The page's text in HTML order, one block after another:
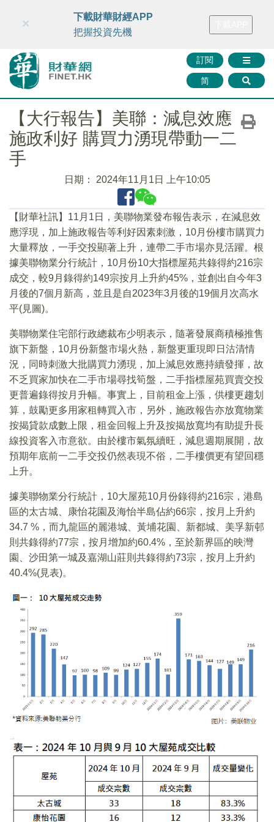
財華智庫網 FINTV FINMETA 財華證券 媒體矩陣
訂閱
简
×
下載財華財經APP
把握投資先機
【大行報告】美聯：減息效應
施政利好 購買力湧現帶動一二
手
日期： 2024年11月1日 上午10:05
【財華社訊】11月1日，美聯物業發布報告表示，在減息效
應浮現，加上施政報告等利好因素刺激，10月份樓市購買力
大量釋放，一手交投顯著上升，連帶二手市場亦見活躍。根
據美聯物業分行統計，10月份10大指標屋苑共錄得約216宗
成交，較9月錄得約149宗按月上升約45%，並創出自今年3
月後的7個月新高，並且是自2023年3月後的19個月次高水
平(見圖)。
美聯物業住宅部行政總裁布少明表示，隨著發展商積極推售
旗下新盤，10月份新盤市場火熱，新盤更重現即日沽清情
況，同時刺激大批購買力湧現，加上減息效應持續發揮，故
不乏買家加快在二手市場尋找筍盤，二手指標屋苑買賣交投
更普遍錄得按月升幅。事實上，目前租金上漲，供樓更趨划
算，鼓勵更多用家租轉買入市，另外，施政報告亦放寬物業
按揭貸款成數上限，租金回報上升及按揭放寬均有助提升長
線投資客入市意欲。由於樓市氣氛續旺，減息週期展開，故
預期年底前一二手交投仍然表現不俗，二手樓價更有望回穩
上升。
據美聯物業分行統計，10大屋苑10月份錄得約216宗，港島
區的太古城、康怡花園及海怡半島佔約66宗，按月上升約
34.7 %，而九龍區的麗港城、黃埔花園、新都城、美孚新邨
則共錄得約77宗，按月增加約60.4%，至於新界區的映灣
園、沙田第一城及嘉湖山莊則共錄得約73宗，按月上升約
40.4%(見表)。